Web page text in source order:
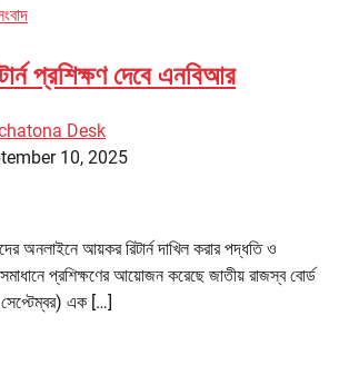
প্রশিক্ষণ দেবে এনবিআর
Desk
10, 2025
অনলাইনে আয়কর রিটার্ন দাখিল করার পদ্ধতি ও
প্রশিক্ষণের আয়োজন করেছে জাতীয় রাজস্ব বোর্ড
এক […]